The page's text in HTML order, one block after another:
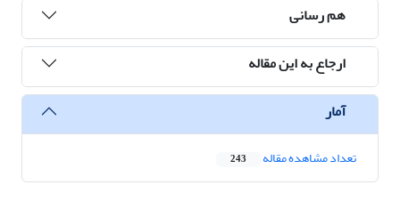
هم رسانی
ارجاع به این مقاله
آمار
تعداد مشاهده مقاله 243